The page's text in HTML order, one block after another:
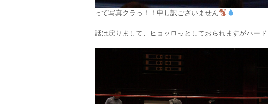
って写真クラっ！！申し訳ございません
話は戻りまして、ヒョッロっとしておられますがハー